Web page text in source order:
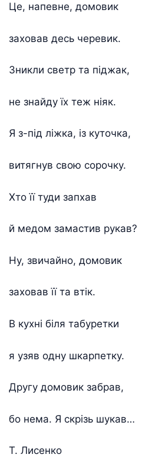
Це, напевне, домовик
заховав десь черевик.
Зникли светр та піджак,
не знайду їх теж ніяк.
Я з-під ліжка, із куточка,
витягнув свою сорочку.
Хто її туди запхав
й медом замастив рукав?
Ну, звичайно, домовик
заховав її та втік.
В кухні біля табуретки
я узяв одну шкарпетку.
Другу домовик забрав,
бо нема. Я скрізь шукав…
Т. Лисенко